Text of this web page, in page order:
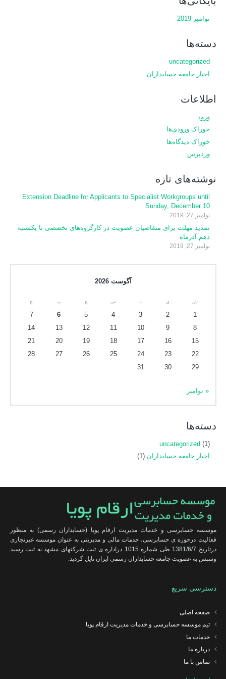
نوامبر 2019
دسته‌ها
uncategorized
اخبار جامعه حسابداران
اطلاعات
ورود
خوراک ورودی‌ها
خوراک دیدگاه‌ها
وردپرس
نوشته‌های تازه
Extension Deadline for Applicants to Specialist Workgroups until
Sunday, December 10
نوامبر 27, 2019
تمدید مهلت برای متقاضیان عضویت در کارگروه‌های تخصصی تا یکشنبه
دهم آذرماه
نوامبر 27, 2019
آگوست 2026
ش ی د س چ پ ج
1
2
3
4
5
6
7
8
9
10
11
12
13
14
15
16
17
18
19
20
21
22
23
24
25
26
27
28
29
30
31
« نوامبر
دسته‌ها
uncategorized(1)
اخبار جامعه حسابداران (1)
موسسه حسابرسی و خدمات مدیریت ارقام پویا (حسابداران رسمی) به منظور
فعالیت درحوزه ی حسابرسی، خدمات مالی و مدیریتی به عنوان موسسه غیرتجاری
درتاریخ 1381/6/7 طی شماره 1015 دراداره ی ثبت شرکتهای مشهد به ثبت رسید
وسپس به عضویت جامعه حسابداران رسمی ایران نایل گردید.
دسترسی سریع
صفحه اصلی
تیم موسسه حسابرسی و خدمات مدیریت ارقام پویا
خدمات ما
درباره ما
تماس با ما